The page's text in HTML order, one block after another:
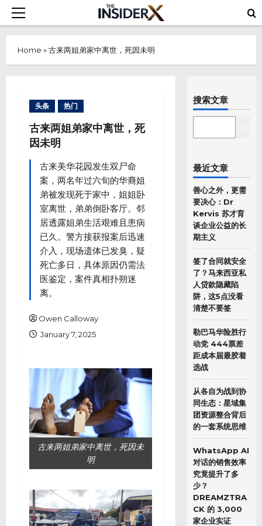
Skip
Primary
Home »古来两姐弟家中离世，死因未明
头条 热门
古来两姐弟家中离世，死
因未明
古来美华花园发生双尸命
案，两名年过六旬的华裔姐
弟被发现死于家中，姐姐卧
室离世，弟弟倒卧客厅。邻
居透露姐弟生活艰难且患病
已久。警方接获报案后迅速
介入，现场遗体已发臭，疑
死亡多日，具体原因仍需法
医鉴定，案件真相扑朔迷
离。
Owen Calloway
January 7, 2025
古来两姐弟家中离世，死因未
明
搜索文章
最近文章
善心之外，更需
要决心：Dr
Kervis 苏才育
谈企业公益的长
期主义
签了合同就安全
了？马来西亚私
人贷款隐藏陷
阱，这5点没看
清楚不要签
勒巴马华险胜行
动党 444票差
距成本届最胶着
选战
从各自为战到协
同生态：星域集
团资源整合背后
的一套系统思维
WhatsApp AI
对话的销售效率
究竟提升了多
少？
DREAMZTRA
CK 的 3,000
家企业实证